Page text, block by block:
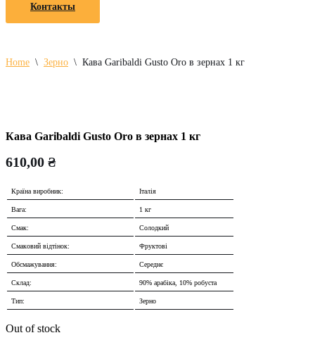
Контакты
Home \ Зерно \ Кава Garibaldi Gusto Oro в зернах 1 кг
Кава Garibaldi Gusto Oro в зернах 1 кг
610,00 ₴
Країна виробник: Італія
Вага: 1 кг
Смак: Солодкий
Смаковий відтінок: Фруктові
Обсмажування: Середнє
Склад: 90% арабіка, 10% робуста
Тип: Зерно
Out of stock